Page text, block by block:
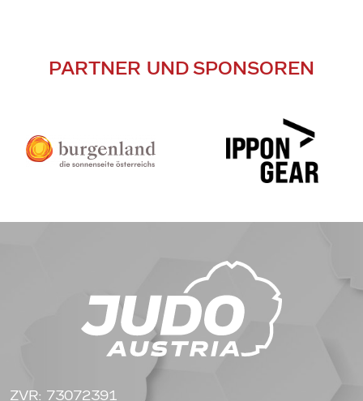
PARTNER UND SPONSOREN
ZVR: 73072391